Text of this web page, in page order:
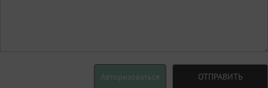
Авторизоваться ОТПРАВИТЬ